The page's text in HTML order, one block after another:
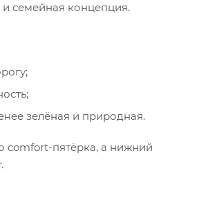
и семейная концепция.
зелёная и природная.
comfort-пятёрка, а нижний